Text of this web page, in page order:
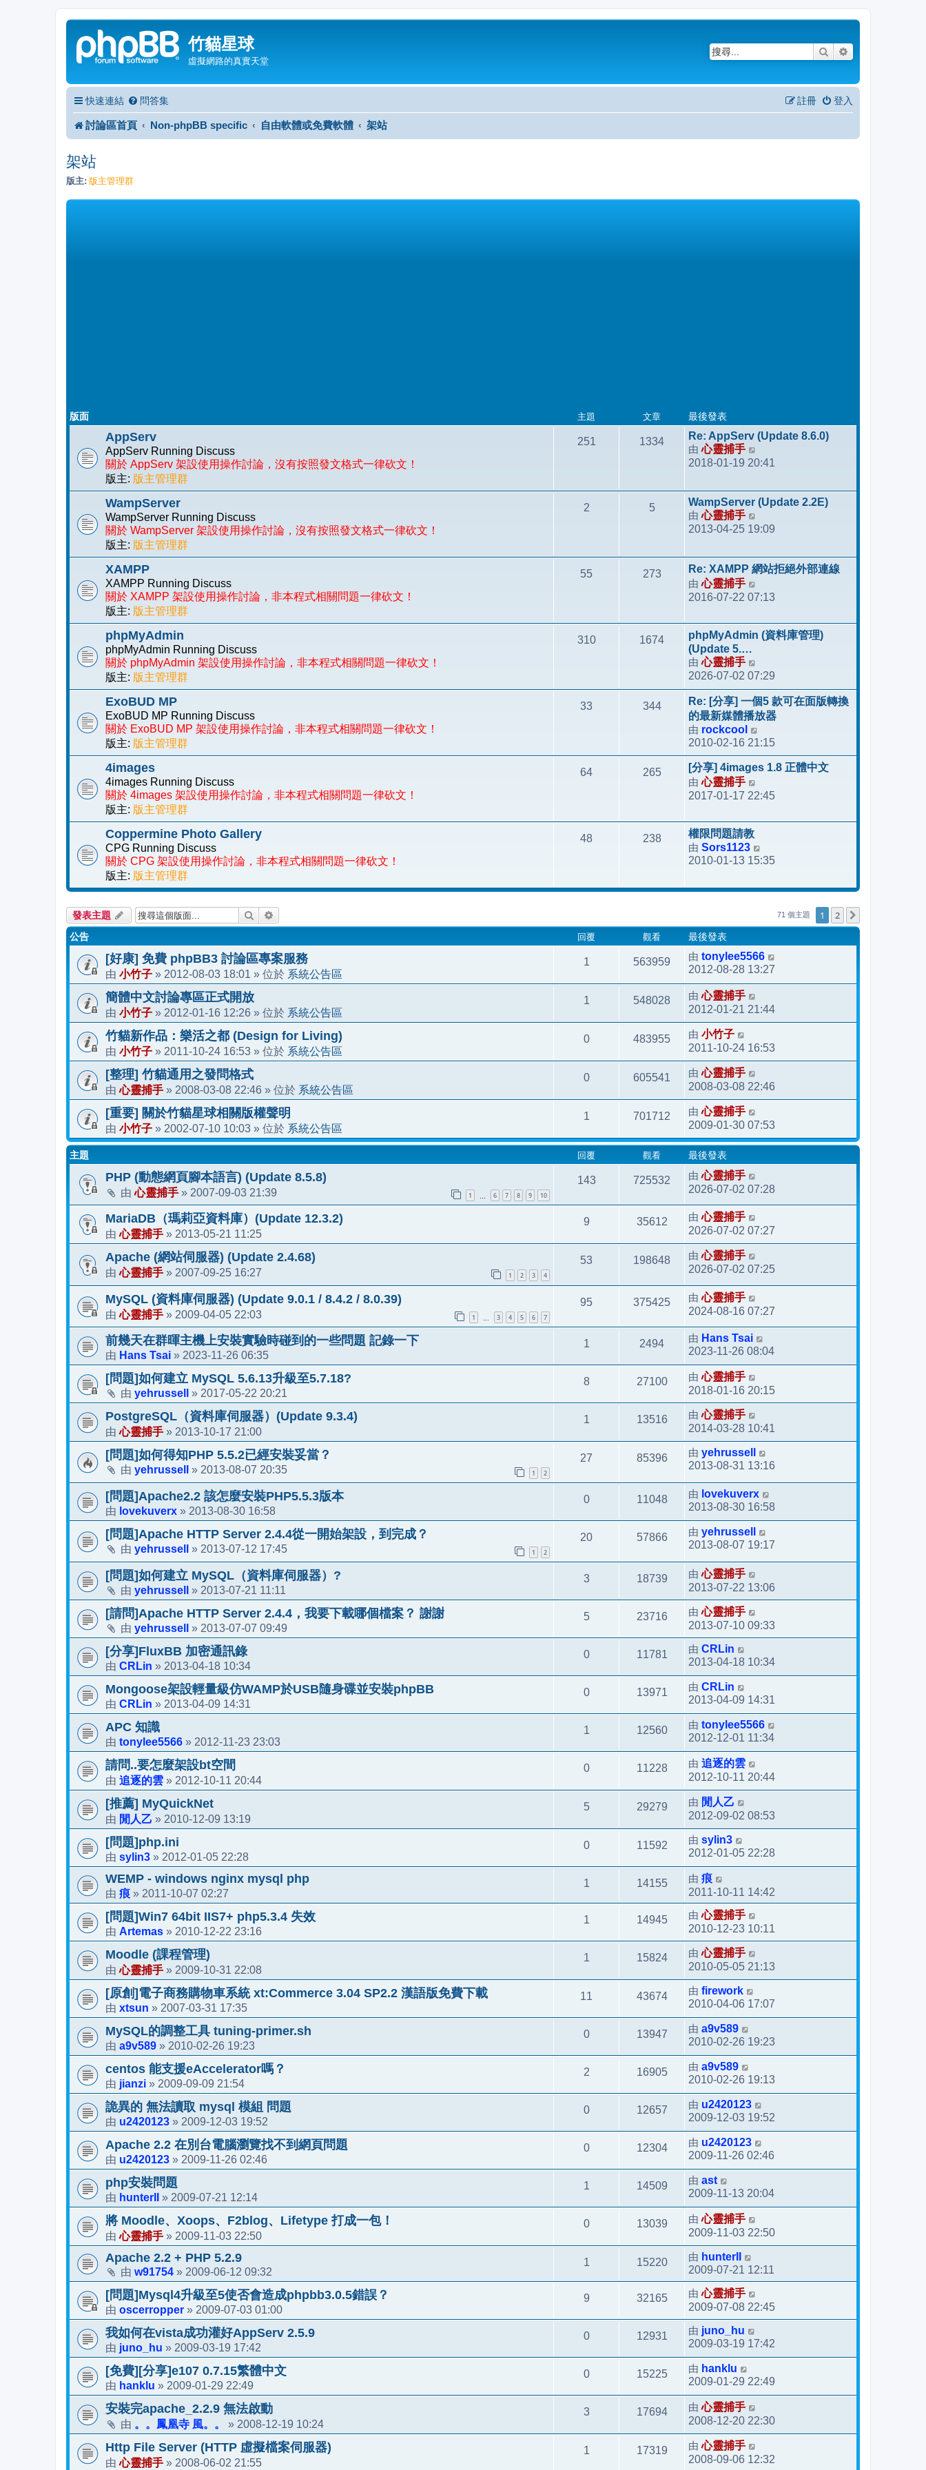
竹貓星球
虛擬網路的真實天堂
搜尋
快速連結 問答集 登入
註冊
討論區首頁 Non-phpBB specific 自由軟體或免費軟體 架站
架站
版主: 版主管理群
版面 主題 文章 最後發表
AppServ
AppServ Running Discuss
關於 AppServ 架設使用操作討論，沒有按照發文格式一律砍文！
版主: 版主管理群
251 1334
Re: AppServ (Update 8.6.0)
由心靈捕手
視
後
發
表
2018-01-19 20:41
WampServer
WampServer Running Discuss
關於 WampServer 架設使用操作討論，沒有按照發文格式一律砍文！
版主: 版主管理群
2 5
WampServer (Update 2.2E)
由心靈捕手
視
後
發
表
2013-04-25 19:09
XAMPP
XAMPP Running Discuss
關於 XAMPP 架設使用操作討論，非本程式相關問題一律砍文！
版主: 版主管理群
55 273
Re: XAMPP 網站拒絕外部連線
由心靈捕手
視
後
發
2016-07-22 07:13
phpMyAdmin
phpMyAdmin Running Discuss
關於 phpMyAdmin 架設使用操作討論，非本程式相關問題一律砍文！
版主: 版主管理群
310 1674
phpMyAdmin (資料庫管理)
(Update 5.…
由心靈捕手
視
最
後
發
表
2026-07-02 07:29
ExoBUD MP
ExoBUD MP Running Discuss
關於 ExoBUD MP 架設使用操作討論，非本程式相關問題一律砍文！
版主: 版主管理群
33 344
Re: [分享] 一個5 款可在面版轉換
的最新媒體播放器
由 rockcool
視
最
後
發
2010-02-16 21:15
4images
4images Running Discuss
關於 4images 架設使用操作討論，非本程式相關問題一律砍文！
版主: 版主管理群
64 265
[分享] 4images 1.8 正體中文
由心靈捕手
視
發
表
2017-01-17 22:45
Coppermine Photo Gallery
CPG Running Discuss
關於 CPG 架設使用操作討論，非本程式相關問題一律砍文！
版主: 版主管理群
48 238
權限問題請教
由 Sors1123
視
後
表
2010-01-13 15:35
發表主題 搜尋 71 個主題 1 2
公告 回覆 觀看 最後發表
[好康] 免費 phpBB3 討論區專案服務
由 小竹子 » 2012-08-03 18:01 » 位於 系統公告區
1 563959 由 tonylee5566
2012-08-28 13:27
簡體中文討論專區正式開放
由 小竹子 » 2012-01-16 12:26 » 位於 系統公告區
1 548028 由心靈捕手
2012-01-21 21:44
竹貓新作品：樂活之都 (Design for Living)
由 小竹子 » 2011-10-24 16:53 » 位於 系統公告區
0 483955 由 小竹子
2011-10-24 16:53
[整理] 竹貓通用之發問格式
由心靈捕手 » 2008-03-08 22:46 » 位於 系統公告區
0 605541 由心靈捕手
2008-03-08 22:46
[重要] 關於竹貓星球相關版權聲明
由 小竹子 » 2002-07-10 10:03 » 位於 系統公告區
1 701712 由心靈捕手
2009-01-30 07:53
主題 回覆 觀看 最後發表
PHP (動態網頁腳本語言) (Update 8.5.8)
由心靈捕手 » 2007-09-03 21:39 1 … 6 7 8 9 10
143 725532 由心靈捕手
2026-07-02 07:28
MariaDB（瑪莉亞資料庫）(Update 12.3.2)
由心靈捕手 » 2013-05-21 11:25
9 35612 由心靈捕手
2026-07-02 07:27
Apache (網站伺服器) (Update 2.4.68)
由心靈捕手 » 2007-09-25 16:27 1 2 3 4
53 198648 由心靈捕手
2026-07-02 07:25
MySQL (資料庫伺服器) (Update 9.0.1 / 8.4.2 / 8.0.39)
由心靈捕手 » 2009-04-05 22:03 1 3 4 5 6 7
95 375425 由心靈捕手
2024-08-16 07:27
前幾天在群暉主機上安裝實驗時碰到的一些問題 記錄一下
由 Hans Tsai » 2023-11-26 06:35
1 2494 由 Hans Tsai
2023-11-26 08:04
[問題]如何建立 MySQL 5.6.13升級至5.7.18?
由 yehrussell » 2017-05-22 20:21
8 27100 由心靈捕手
2018-01-16 20:15
PostgreSQL（資料庫伺服器）(Update 9.3.4)
由心靈捕手 » 2013-10-17 21:00
1 13516 由心靈捕手
2014-03-28 10:41
[問題]如何得知PHP 5.5.2已經安裝妥當？
由 yehrussell » 2013-08-07 20:35 1 2
27 85396 由 yehrussell
2013-08-31 13:16
[問題]Apache2.2 該怎麼安裝PHP5.5.3版本
由 lovekuverx » 2013-08-30 16:58
0 11048 由 lovekuverx
2013-08-30 16:58
[問題]Apache HTTP Server 2.4.4從一開始架設，到完成？
由 yehrussell » 2013-07-12 17:45 1 2
20 57866 由 yehrussell
2013-08-07 19:17
[問題]如何建立 MySQL（資料庫伺服器）?
由 yehrussell » 2013-07-21 11:11
3 18739 由心靈捕手
2013-07-22 13:06
[請問]Apache HTTP Server 2.4.4，我要下載哪個檔案？ 謝謝
由 yehrussell » 2013-07-07 09:49
5 23716 由心靈捕手
2013-07-10 09:33
[分享]FluxBB 加密通訊錄
由 CRLin » 2013-04-18 10:34
0 11781 由 CRLin
2013-04-18 10:34
Mongoose架設輕量級仿WAMP於USB隨身碟並安裝phpBB
由 CRLin » 2013-04-09 14:31
0 13971 由 CRLin
2013-04-09 14:31
APC 知識
由 tonylee5566 » 2012-11-23 23:03
1 12560 由 tonylee5566
2012-12-01 11:34
請問..要怎麼架設bt空間
由 追逐的雲 » 2012-10-11 20:44
0 11228 由 追逐的雲
2012-10-11 20:44
[推薦] MyQuickNet
由 閒人乙 » 2010-12-09 13:19
5 29279 由 閒人乙
2012-09-02 08:53
[問題]php.ini
由 sylin3 » 2012-01-05 22:28
0 11592 由 sylin3
2012-01-05 22:28
WEMP - windows nginx mysql php
由 痕 » 2011-10-07 02:27
1 14155 由 痕
2011-10-11 14:42
[問題]Win7 64bit IIS7+ php5.3.4 失效
由 Artemas » 2010-12-22 23:16
1 14945 由心靈捕手
2010-12-23 10:11
Moodle (課程管理)
由心靈捕手 » 2009-10-31 22:08
1 15824 由心靈捕手
2010-05-05 21:13
[原創]電子商務購物車系統 xt:Commerce 3.04 SP2.2 漢語版免費下載
由 xtsun » 2007-03-31 17:35
11 43674 由 firework
2010-04-06 17:07
MySQL的調整工具 tuning-primer.sh
由 a9v589 » 2010-02-26 19:23
0 13947 由 a9v589
2010-02-26 19:23
centos 能支援eAccelerator嗎？
由 jianzi » 2009-09-09 21:54
2 16905 由 a9v589
2010-02-26 19:13
詭異的 無法讀取 mysql 模組 問題
由 u2420123 » 2009-12-03 19:52
0 12657 由 u2420123
2009-12-03 19:52
Apache 2.2 在別台電腦瀏覽找不到網頁問題
由 u2420123 » 2009-11-26 02:46
0 12304 由 u2420123
2009-11-26 02:46
php安裝問題
由 hunterII » 2009-07-21 12:14
1 14509 由 ast
2009-11-13 20:04
將 Moodle、Xoops、F2blog、Lifetype 打成一包！
由心靈捕手 » 2009-11-03 22:50
0 13039 由心靈捕手
2009-11-03 22:50
Apache 2.2 + PHP 5.2.9
由 w91754 » 2009-06-12 09:32
1 15220 由 hunterII
2009-07-21 12:11
[問題]Mysql4升級至5使否會造成phpbb3.0.5錯誤？
由 oscerropper » 2009-07-03 01:00
9 32165 由心靈捕手
2009-07-08 22:45
我如何在vista成功灌好AppServ 2.5.9
由 juno_hu » 2009-03-19 17:42
0 12931 由 juno_hu
2009-03-19 17:42
[免費][分享]e107 0.7.15繁體中文
由 hanklu » 2009-01-29 22:49
0 15225 由 hanklu
2009-01-29 22:49
安裝完apache_2.2.9 無法啟動
由 。。鳳凰寺 風。。 » 2008-12-19 10:24
3 17694 由心靈捕手
2008-12-20 22:30
Http File Server (HTTP 虛擬檔案伺服器)
由心靈捕手 » 2008-06-02 21:55
1 17319 由心靈捕手
2008-09-06 12:32